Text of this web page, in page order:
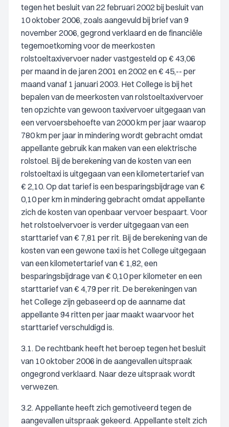
tegen het besluit van 22 februari 2002 bij besluit van
10 oktober 2006, zoals aangevuld bij brief van 9
november 2006, gegrond verklaard en de financiële
tegemoetkoming voor de meerkosten
rolstoeltaxivervoer nader vastgesteld op € 43,06
per maand in de jaren 2001 en 2002 en € 45,-- per
maand vanaf 1 januari 2003. Het College is bij het
bepalen van de meerkosten van rolstoeltaxivervoer
ten opzichte van gewoon taxivervoer uitgegaan van
een vervoersbehoefte van 2000 km per jaar waarop
780 km per jaar in mindering wordt gebracht omdat
appellante gebruik kan maken van een elektrische
rolstoel. Bij de berekening van de kosten van een
rolstoeltaxi is uitgegaan van een kilometertarief van
€ 2,10. Op dat tarief is een besparingsbijdrage van €
0,10 per km in mindering gebracht omdat appellante
zich de kosten van openbaar vervoer bespaart. Voor
het rolstoelvervoer is verder uitgegaan van een
starttarief van € 7,81 per rit. Bij de berekening van de
kosten van een gewone taxi is het College uitgegaan
van een kilometertarief van € 1,82, een
besparingsbijdrage van € 0,10 per kilometer en een
starttarief van € 4,79 per rit. De berekeningen van
het College zijn gebaseerd op de aanname dat
appellante 94 ritten per jaar maakt waarvoor het
starttarief verschuldigd is.
3.1. De rechtbank heeft het beroep tegen het besluit
van 10 oktober 2006 in de aangevallen uitspraak
ongegrond verklaard. Naar deze uitspraak wordt
verwezen.
3.2. Appellante heeft zich gemotiveerd tegen de
aangevallen uitspraak gekeerd. Appellante stelt zich